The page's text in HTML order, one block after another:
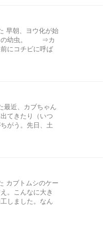
早朝、ヨウ化が始
シの幼虫。 ⇒カ
にコチビに呼ば
最近、カブちゃん
てきたり（いつ
がう。先日、土
カブトムシのケー
。こんなに大き
しました。なん